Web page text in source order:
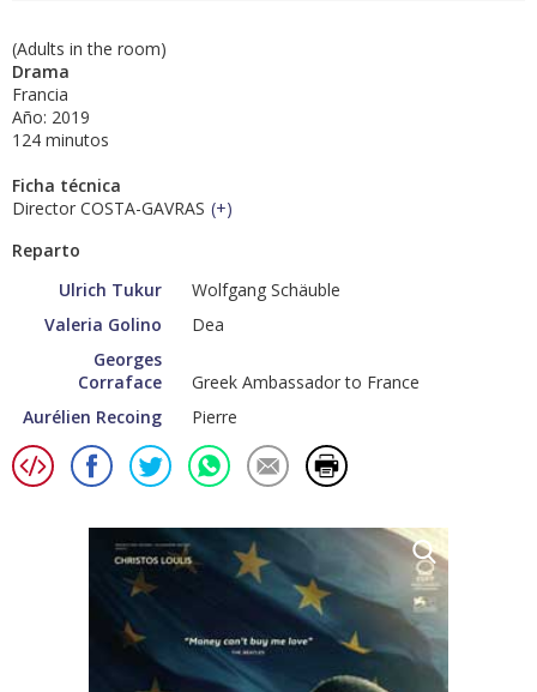
(Adults in the room)
Drama
Francia
Año: 2019
124 minutos
Ficha técnica
Director COSTA-GAVRAS (+)
Reparto
Ulrich Tukur
Wolfgang Schäuble
Valeria Golino
Dea
Georges
Corraface
Greek Ambassador to France
Aurélien Recoing
Pierre